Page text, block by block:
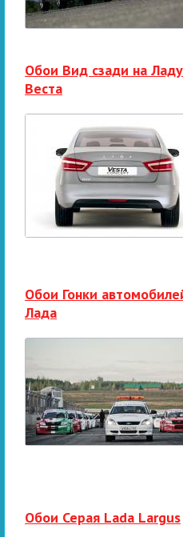
Обои Вид сзади на Ладу
Веста
Обои Гонки
Лада
Обои Серая Lada Largus